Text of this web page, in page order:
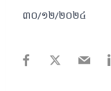
៣០/១២/២០២៤